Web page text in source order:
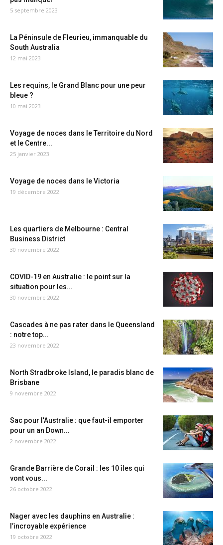
5 septembre 2023
La Péninsule de Fleurieu, immanquable du
South Australia
12 mai 2023
Les requins, le Grand Blanc pour une peur
bleue ?
10 mai 2023
Voyage de noces dans le Territoire du Nord
et le Centre...
25 janvier 2023
Voyage de noces dans le Victoria
19 décembre 2022
Les quartiers de Melbourne : Central
Business District
30 novembre 2022
COVID-19 en Australie : le point sur la
situation pour les...
30 novembre 2022
Cascades à ne pas rater dans le Queensland
: notre top...
23 novembre 2022
North Stradbroke Island, le paradis blanc de
Brisbane
9 novembre 2022
Sac pour l’Australie : que faut-il emporter
pour un an Down...
2 novembre 2022
Grande Barrière de Corail : les 10 îles qui
vont vous...
26 octobre 2022
Nager avec les dauphins en Australie :
l’incroyable expérience
19 octobre 2022